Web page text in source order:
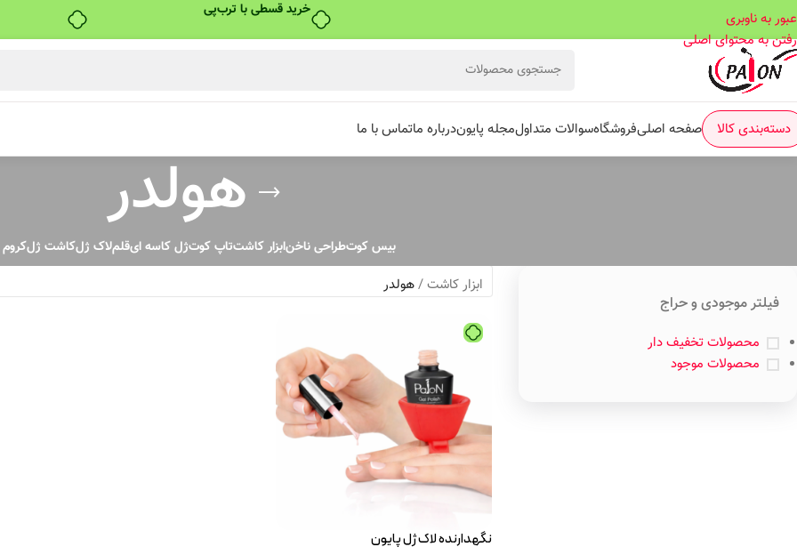
خرید قسطی با ترب‌پی
عبور به ناوبری
رفتن به محتوای اصلی
دسته‌بندی کالا صفحه اصلیفروشگاهسوالات متداولمجله پایوندرباره ماتماس با ما
هولدر
بیس کوتطراحی ناخنابزار کاشتتاپ کوتژل کاسه ایقلملاک ژلکاشت ژلکروم
فیلتر موجودی و حراج
محصولات تخفیف دار
محصولات موجود
ابزار کاشت/هولدر
نگهدارنده لاک ژل پایون